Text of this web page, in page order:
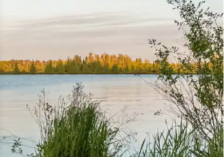
et vers le bas pour les parcourir ou en appuyant et en faisant glisser.